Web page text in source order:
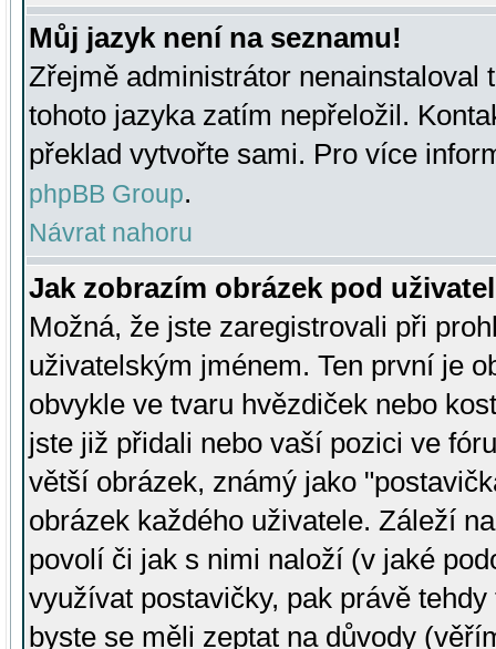
Můj jazyk není na seznamu!
Zřejmě administrátor nenainstaloval
tohoto jazyka zatím nepřeložil.
překlad vytvořte sami. Pro více
phpBB Group.
Návrat nahoru
Jak zobrazím obrázek pod
Možná, že jste zaregistrovali při
uživatelským jménem. Ten první je
obvykle ve tvaru hvězdiček nebo
jste již přidali nebo vaší pozici ve
větší obrázek, známý jako
obrázek každého uživatele. Záleží
povolí či jak s nimi naloží (v jaké
využívat postavičky, pak právě
byste se měli zeptat na důvody